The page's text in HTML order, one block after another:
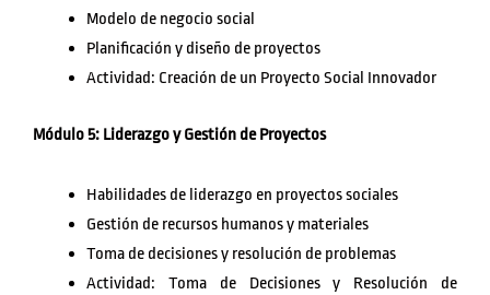
Modelo de negocio social
Planificación y diseño de proyectos
Actividad: Creación de un Proyecto Social Innovador
Módulo 5: Liderazgo y Gestión de Proyectos
Habilidades de liderazgo en proyectos sociales
Gestión de recursos humanos y materiales
Toma de decisiones y resolución de problemas
Actividad: Toma de Decisiones y Resolución de